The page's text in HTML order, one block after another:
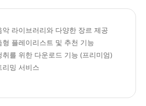
악 라이브러리와 다양한 장르 제공
형 플레이리스트 및 추천 기능
취를 위한 다운로드 기능 (프리미엄)
리밍 서비스